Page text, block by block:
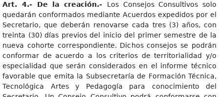
Art. 4.- De la creación.- Los Consejos Consultivos solo
quedarán conformados mediante Acuerdos expedidos por el
Secretario, que deberán renovarse cada tres (3) años, con
treinta (30) días previos del inicio del primer semestre de la
nueva cohorte correspondiente. Dichos consejos se podrán
conformar de acuerdo a los criterios de territorialidad y/o
especialidad que serán considerados en el informe técnico
favorable que emita la Subsecretaría de Formación Técnica,
Tecnológica Artes y Pedagogía para conocimiento del